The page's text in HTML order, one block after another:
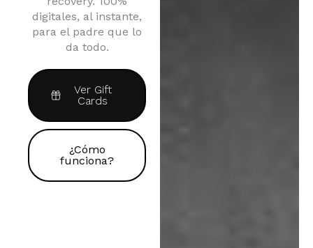
digitales, al instante,
para el padre que lo
da todo.
Ver Gift
Cards
¿Cómo
funciona?